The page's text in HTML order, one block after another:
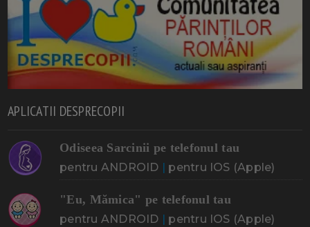
APLICATII DESPRECOPII
Odiseea Sarcinii pe telefonul tau
pentru ANDROID pentru IOS (Apple)
"Eu, Mămica" pe telefonul tau
pentru ANDROID pentru IOS (Apple)